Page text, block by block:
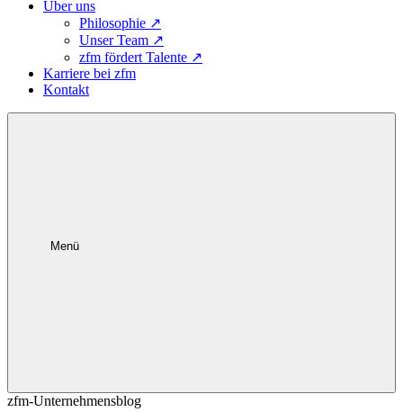
Über uns
Philosophie ↗
Unser Team ↗
zfm fördert Talente ↗
Karriere bei zfm
Kontakt
Menü
zfm-Unternehmensblog